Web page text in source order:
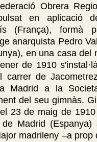
Obrera
en aplicació
(França), formà
anarquista Pedro
en una casa del
de 1910
carrer de
Madrid a la
del seu gimnàs.
23 de maig de
Madrid
madrileny –a prop